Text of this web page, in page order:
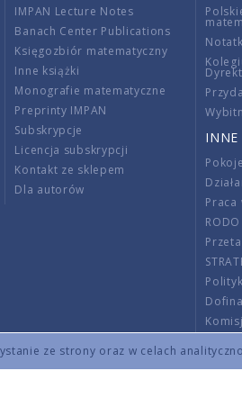
ze strony oraz w celach
IMPAN Lecture Notes
Banach Center Publications
Księgozbiór matematyczny
Inne książki
Monografie matematyczne
Preprinty IMPAN
Subskrypcje
Licencja subskrypcji
Kontakt ze sklepem
Dla autorów
INNE
Praca
RODO